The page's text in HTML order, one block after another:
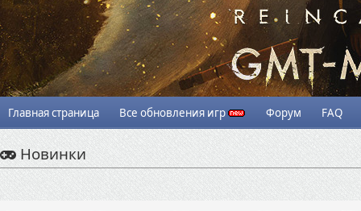
Главная страница Все обновления игр Форум FAQ
Новинки